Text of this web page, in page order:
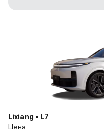
Lixiang • L7
Цена